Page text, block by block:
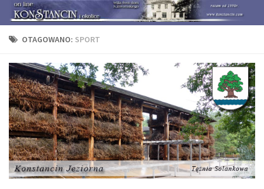
OTAGOWANO: SPORT